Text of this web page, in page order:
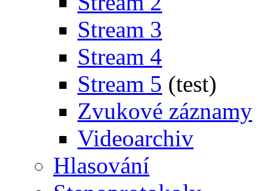
Stream 3
Stream 4
Stream 5 (test)
Zvukové záznamy
Videoarchiv
Hlasování